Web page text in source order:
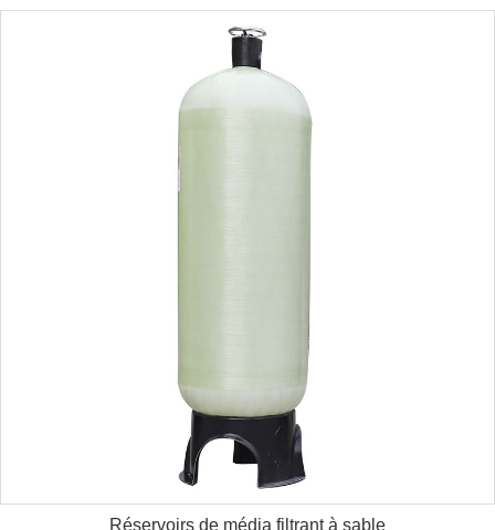
Réservoirs de média filtrant à sable